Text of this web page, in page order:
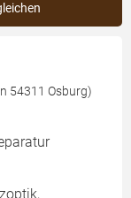
54311 Osburg)